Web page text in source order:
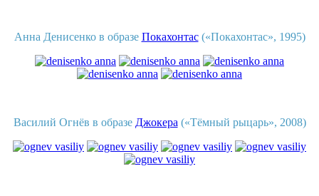
Анна Денисенко в образе Покахонтас(«Покахонтас», 1995)
Василий Огнёв в образе Джокера («Тёмный рыцарь», 2008)